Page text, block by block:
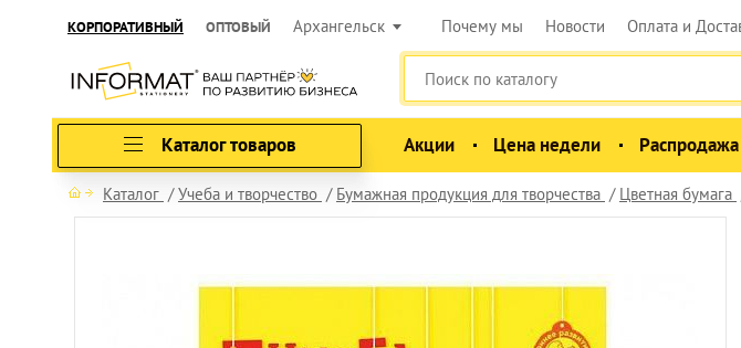
КОРПОРАТИВНЫЙ ОПТОВЫЙ Архангельск Почему мы Новости Оплата и
Каталог товаров Акции Цена недели Распродажа
Каталог Учеба и творчество Бумажная продукция для творчества Цветная бумага